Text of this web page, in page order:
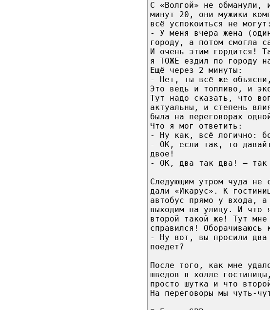
С «Волгой» не обманули,
минут 20, они мужики
всё успокоиться не могут:
- У меня вчера жена
городу, а потом смогла
И очень этим гордится!
я ТОЖЕ ездил по городу
Ещё через 2 минуты:
- Нет, ты всё же объясни,
Это ведь и топливо, и
Тут надо сказать, что
актуальны, и степень
была на переговорах
Что я мог ответить:
- Ну как, всё логично:
- ОК, если так, то
двое!
- ОК, два так два! – так
Следующим утром чуда не
дали «Икарус». К
автобус прямо у входа,
выходим на улицу. И что
второй такой же! Тут
справился!
- Ну вот, вы просили два
поедет?
После того, как мне
шведов в холле
просто шутка и что
На переговоры мы чуть-